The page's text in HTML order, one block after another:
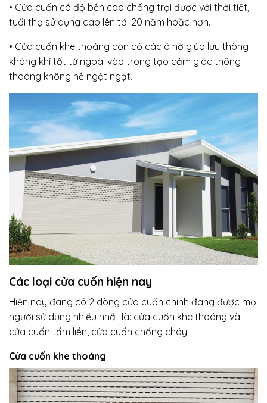
• Cửa cuốn có độ bền cao chống trọi được với thời tiết,
tuổi thọ sử dụng cao lên tới 20 năm hoặc hơn.
• Cửa cuốn khe thoáng còn có các ô hở giúp lưu thông
không khí tốt từ ngoài vào trong tạo cảm giác thông
thoáng không hề ngột ngạt.
Các loại cửa cuốn hiện nay
Hiện nay đang có 2 dòng cửa cuốn chính đang được mọi
người sử dụng nhiều nhất là: cửa cuốn khe thoáng và
cửa cuốn tấm liền, cửa cuốn chống cháy
Cửa cuốn khe thoáng